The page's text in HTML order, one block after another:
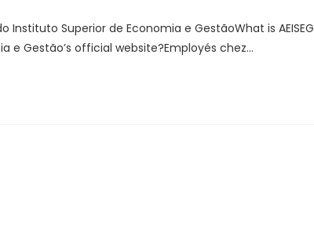
Instituto Superior de Economia e GestãoWhat is AEISEG
e Gestão’s official website?Employés chez…